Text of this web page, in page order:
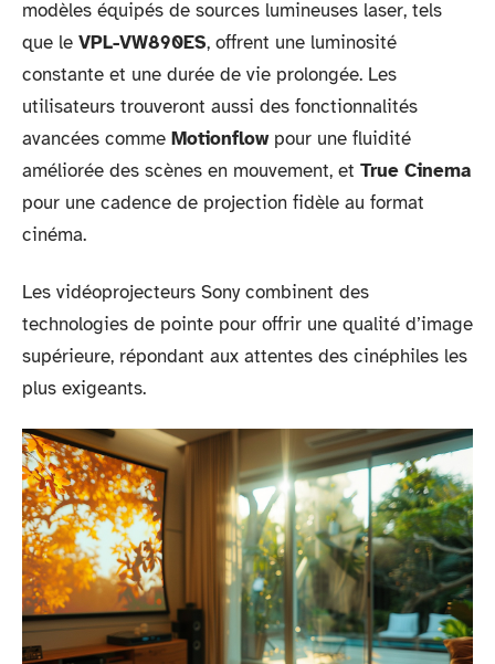
modèles équipés de sources lumineuses laser, tels
que le VPL-VW890ES, offrent une luminosité
constante et une durée de vie prolongée. Les
utilisateurs trouveront aussi des fonctionnalités
avancées comme Motionflowpour une fluidité
améliorée des scènes en mouvement, et True Cinema
pour une cadence de projection fidèle au format
cinéma.
Les vidéoprojecteurs Sony combinent des
technologies de pointe pour offrir une qualité d’image
supérieure, répondant aux attentes des cinéphiles les
plus exigeants.